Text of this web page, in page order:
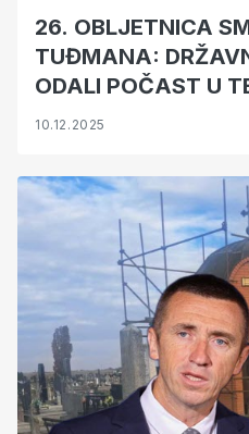
26. OBLJETNICA
TUĐMANA:
ODALI POČAST U
HRVATSKE
10.12.2025